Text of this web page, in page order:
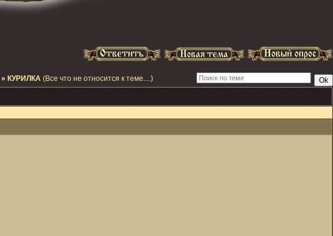
» КУРИЛКА (Все что не относится к теме....)